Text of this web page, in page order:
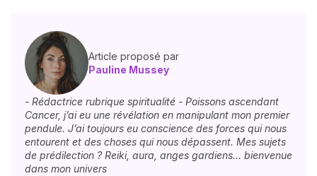
Article proposé par
Pauline Mussey
- Rédactrice rubrique spiritualité - Poissons ascendant
Cancer, j’ai eu une révélation en manipulant mon premier
pendule. J’ai toujours eu conscience des forces qui nous
entourent et des choses qui nous dépassent. Mes sujets
de prédilection ? Reiki, aura, anges gardiens… bienvenue
dans mon univers